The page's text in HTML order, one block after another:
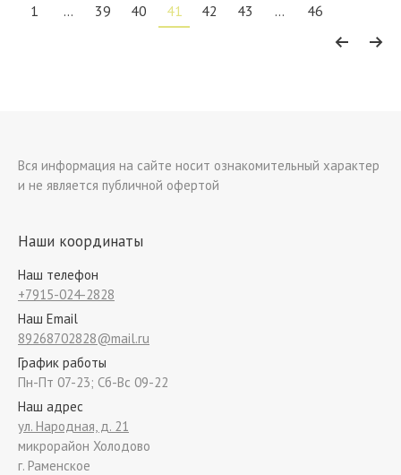
1 … 39 40 41 42 43 … 46
Вся информация на сайте носит ознакомительный характер
и не является публичной офертой
Наши координаты
Наш телефон
+7915-024-2828
Наш Email
89268702828@mail.ru
График работы
Пн-Пт 07-23; Сб-Вс 09-22
Наш адрес
ул. Народная, д. 21
микрорайон Холодово
г. Раменское